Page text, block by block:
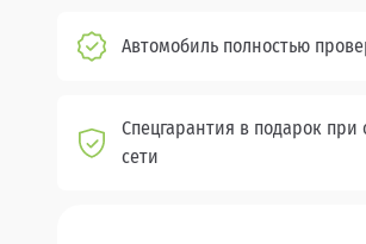
Автомобиль полностью
Спецгарантия в подарок при
сети